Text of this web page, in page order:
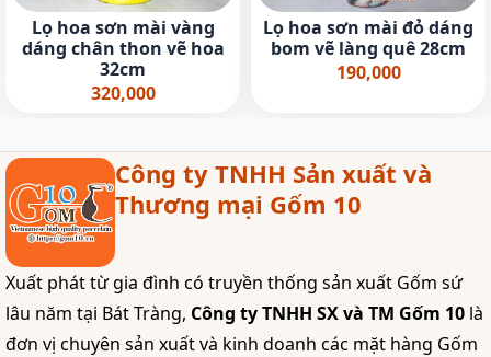
Lọ hoa sơn mài vàng
dáng chân thon vẽ hoa
32cm
320,000
Lọ hoa sơn mài đỏ dáng
bom vẽ làng quê 28cm
190,000
Công ty TNHH Sản xuất và
Thương mại Gốm 10
Xuất phát từ gia đình có truyền thống sản xuất Gốm sứ
lâu năm tại Bát Tràng, Công ty TNHH SX và TM Gốm 10 là
đơn vị chuyên sản xuất và kinh doanh các mặt hàng Gốm